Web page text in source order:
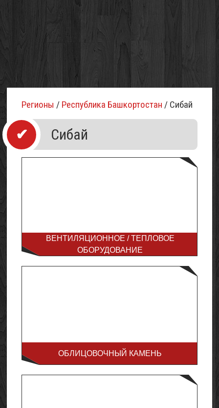
Регионы / Республика Башкортостан / Сибай
Сибай
ВЕНТИЛЯЦИОННОЕ / ТЕПЛОВОЕ
ОБОРУДОВАНИЕ
ОБЛИЦОВОЧНЫЙ КАМЕНЬ